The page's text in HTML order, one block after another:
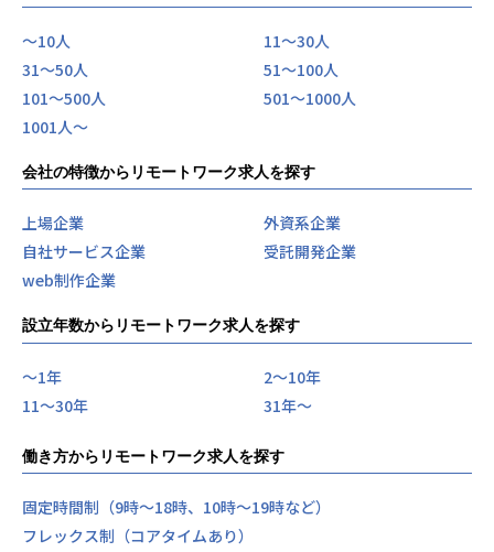
〜10人
11〜30人
31〜50人
51〜100人
101〜500人
501〜1000人
1001人〜
会社の特徴からリモートワーク求人を探す
上場企業
外資系企業
自社サービス企業
受託開発企業
web制作企業
設立年数からリモートワーク求人を探す
〜1年
2〜10年
11〜30年
31年〜
働き方からリモートワーク求人を探す
固定時間制（9時～18時、10時～19時など）
フレックス制（コアタイムあり）